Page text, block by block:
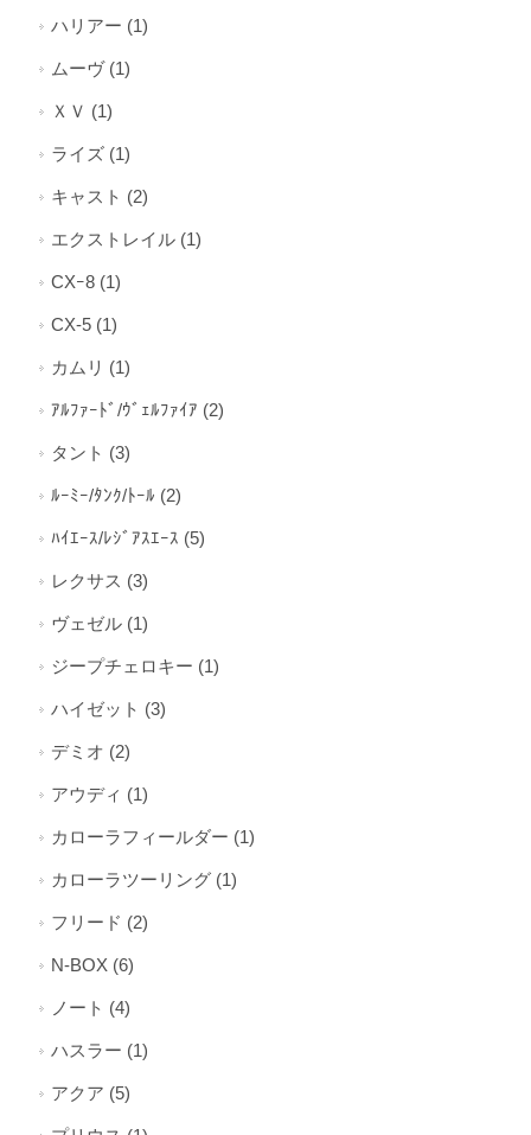
ハリアー (1)
ムーヴ (1)
ＸＶ (1)
ライズ (1)
キャスト (2)
エクストレイル (1)
CXｰ8 (1)
CX-5 (1)
カムリ (1)
ｱﾙﾌｧｰﾄﾞ/ｳﾞｪﾙﾌｧｲｱ (2)
タント (3)
ﾙｰﾐｰ/ﾀﾝｸ/ﾄｰﾙ (2)
ﾊｲｴｰｽ/ﾚｼﾞｱｽｴｰｽ (5)
レクサス (3)
ヴェゼル (1)
ジープチェロキー (1)
ハイゼット (3)
デミオ (2)
アウディ (1)
カローラフィールダー (1)
カローラツーリング (1)
フリード (2)
N-BOX (6)
ノート (4)
ハスラー (1)
アクア (5)